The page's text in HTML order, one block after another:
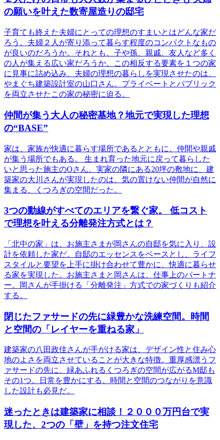
の願いを叶えた数寄屋造りの邸宅
子育ても終えた夫婦にとっての理想のすまいとはどんな家だ
ろう。夫婦２人が寄り添って暮らす程度のコンパクトなもの
が良いのだろうか。それとも、子や孫、親戚、友人など多く
の人が集える広い家だろうか。この相反する要素を１つの家
に見事に詰め込み、夫婦の理想の暮らしを実現させたのは、
やまぐち建築設計室の山口さん。プライベートとパブリック
を両立させたこの家の秘密に迫る。
仲間が集う大人の秘密基地？地元で実現した理想
の“BASE”
家は、家族が快適に暮らす場所であるとともに、仲間や親戚
が集う場所でもある。 生まれ育った地元に戻って暮らした
いと思った施主のOさん。実家の隣にある20坪の敷地に、建
築家の大川さんが実現したのは、気の置けない仲間が自然に
集まる、くつろぎの空間だった。
3つの動線がすべてのエリアを繋ぐ家。 低コスト
で理想を叶える分離発注方式とは？
「北中の家」は、お施主さまが岡さんの自邸を気に入り、設
計を依頼した家だ。自邸のエッセンスをベースとし、ライフ
スタイルと要望を上手に掛け合わせて豊かに、快適に暮らせ
る家を実現した。お施主さまと岡さんは、仕事上のパートナ
ー。岡さんが手掛ける「分離発注」方式での家づくりも紹介
する。
閉じたファサードの先に緑豊かな洗練空間。時間
と空間の「レイヤーを重ねる家」
建築家の八田政佳さんが手がける家は、デザイン性と住み心
地のよさを両立させていることが大きな特徴。重厚感漂うフ
ァサードの先に、緑あふれるくつろぎの空間が広がるM邸も
その1つ。日常を豊かにする、時間と空間のつながりを意識
した設計も必見だ。
迷ったときは建築家に相談！２０００万円台で実
現した、2つの「壁」を持つ注文住宅